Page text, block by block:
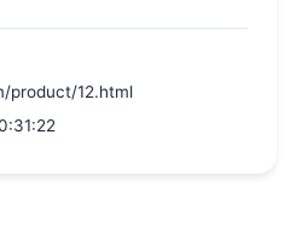
product/12.html